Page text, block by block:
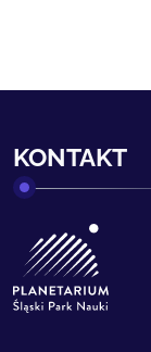
KONTAKT